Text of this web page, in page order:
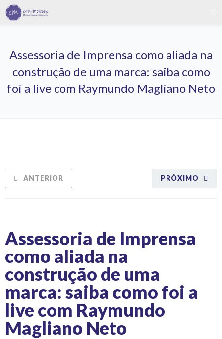
Assessoria de Imprensa como aliada na
construção de uma marca: saiba como
foi a live com Raymundo Magliano Neto
PRÓXIMO
ANTERIOR
Assessoria de Imprensa
como aliada na
construção de uma
marca: saiba como foi a
live com Raymundo
Magliano Neto